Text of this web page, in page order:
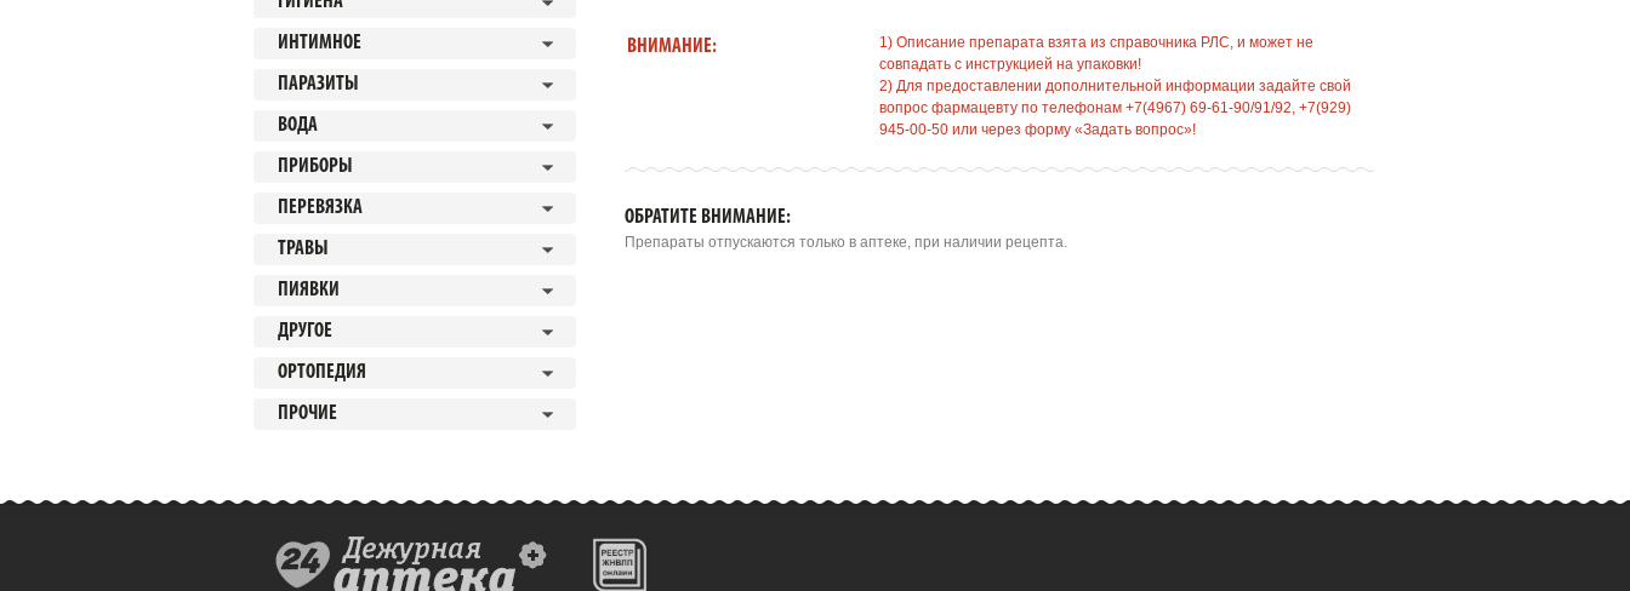
ИНТИМНОЕ
ПАРАЗИТЫ
ВОДА
ПРИБОРЫ
ПЕРЕВЯЗКА
ТРАВЫ
ПИЯВКИ
ДРУГОЕ
ОРТОПЕДИЯ
ПРОЧИЕ
ВНИМАНИЕ:
1) Описание препарата взята из справочника РЛС, и может не
совпадать с инструкцией на упаковки!
2) Для предоставлении дополнительной информации задайте свой
вопрос фармацевту по телефонам +7(4967) 69-61-90/91/92, +7(929)
945-00-50 или через форму «Задать вопрос»!
ОБРАТИТЕ ВНИМАНИЕ:
Препараты отпускаются только в аптеке, при наличии рецепта.